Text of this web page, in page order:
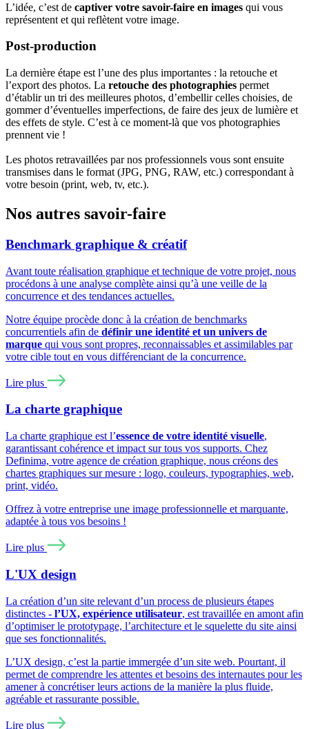
L’idée, c’est de captiver votre savoir-faire en images qui vous
représentent et qui reflètent votre image.
Post-production
La dernière étape est l’une des plus importantes : la retouche et
l’export des photos. La retouche des photographies permet
d’établir un tri des meilleures photos, d’embellir celles choisies, de
gommer d’éventuelles imperfections, de faire des jeux de lumière et
des effets de style. C’est à ce moment-là que vos photographies
prennent vie !
Les photos retravaillées par nos professionnels vous sont ensuite
transmises dans le format (JPG, PNG, RAW, etc.) correspondant à
votre besoin (print, web, tv, etc.).
Nos autres savoir-faire
Benchmark graphique & créatif
Avant toute réalisation graphique et technique de votre projet, nous
procédons à une analyse complète ainsi qu’à une veille de la
concurrence et des tendances actuelles.
Notre équipe procède donc à la création de benchmarks
concurrentiels afin de définir une identité et un univers de
marque qui vous sont propres, reconnaissables et assimilables par
votre cible tout en vous différenciant de la concurrence.
Lire plus
La charte graphique
La charte graphique est l’essence de votre identité visuelle,
garantissant cohérence et impact sur tous vos supports. Chez
Definima, votre agence de création graphique, nous créons des
chartes graphiques sur mesure : logo, couleurs, typographies, web,
print, vidéo.
Offrez à votre entreprise une image professionnelle et marquante,
adaptée à tous vos besoins !
Lire plus
L'UX design
La création d’un site relevant d’un process de plusieurs étapes
distinctes - l’UX, expérience utilisateur, est travaillée en amont afin
d’optimiser le prototypage, l’architecture et le squelette du site ainsi
que ses fonctionnalités.
L’UX design, c’est la partie immergée d’un site web. Pourtant, il
permet de comprendre les attentes et besoins des internautes pour les
amener à concrétiser leurs actions de la manière la plus fluide,
agréable et rassurante possible.
Lire plus